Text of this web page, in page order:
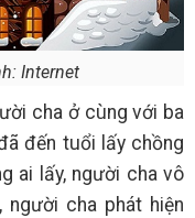
Internet
cha ở cùng với ba
đến tuổi lấy chồng
ai lấy, người cha vô
người cha phát hiện